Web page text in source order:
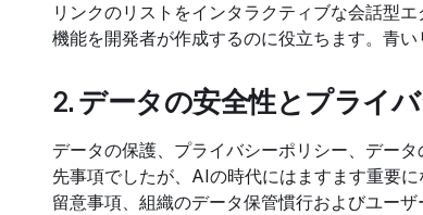
リンクのリストをインタラクティブな会話型
機能を開発者が作成するのに役立ちます。青
2. データの安全性とプライ
データの保護、プライバシーポリシー、デー
先事項でしたが、AIの時代にはますます重要
留意事項、組織のデータ保管慣行およびユー